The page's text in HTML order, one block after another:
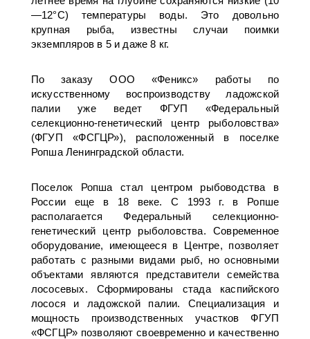
—12°С) температуры воды. Это довольно
крупная рыба, известны случаи поимки
экземпляров в 5 и даже 8 кг.
По заказу ООО «Феникс» работы по
искусственному воспроизводству ладожской
палии уже ведет ФГУП «Федеральный
селекционно-генетический центр рыболовства»
(ФГУП «ФСГЦР»), расположенный в поселке
Ропша Ленинградской области.
Поселок Ропша стал центром рыбоводства в
России еще в 18 веке. С 1993 г. в Ропше
располагается Федеральный селекционно-
генетический центр рыболовства. Современное
оборудование, имеющееся в Центре, позволяет
работать с разными видами рыб, но основными
объектами являются представители семейства
лососевых. Сформированы стада каспийского
лосося и ладожской палии. Специализация и
мощность производственных участков ФГУП
«ФСГЦР» позволяют своевременно и качественно